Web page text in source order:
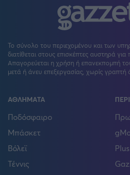
Το σύνολο του περιεχομένου και των
διατίθεται στους επισκέπτες αυστηρά
Απαγορεύεται η χρήση ή επανεκπομπή
μετά ή άνευ επεξεργασίας, χωρίς γραπτή
ΑΘΛΗΜΑΤΑ
Ποδόσφαιρο
Μπάσκετ
Βόλεϊ
Τέννις
Plus